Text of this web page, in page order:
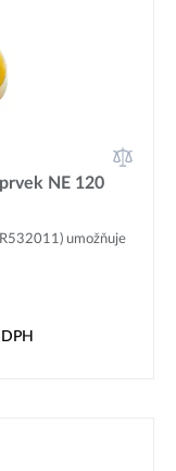
NE 120
umožňuje